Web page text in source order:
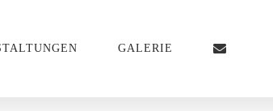
GALERIE